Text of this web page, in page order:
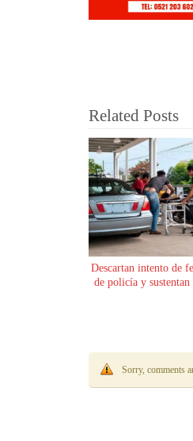
Related Posts
Descartan intento de
de policía y sustentan
Sorry, comments